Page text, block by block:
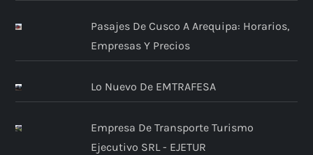
Pasajes De Cusco A Arequipa: Horarios,
Empresas Y Precios
Lo Nuevo De EMTRAFESA
Empresa De Transporte Turismo
Ejecutivo SRL - EJETUR